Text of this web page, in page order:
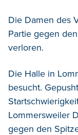
Die Damen des
Partie gegen
verloren.
Die Halle in
besucht.
Lommersweiler
gegen den